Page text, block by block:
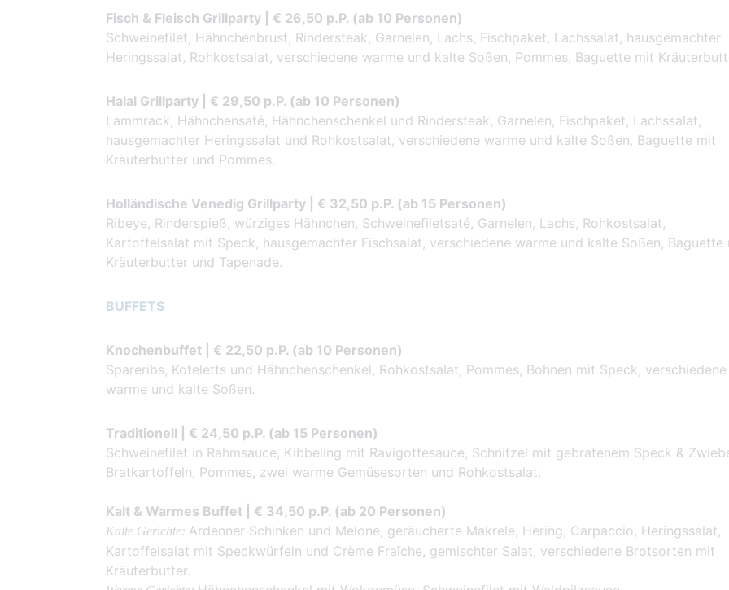
Fisch & Fleisch Grillparty | € 26,50 p.P. (ab 10 Personen)
Schweinefilet, Hähnchenbrust, Rindersteak, Garnelen, Lachs, Fischpaket, Lachssalat, hausgemachter
Heringssalat, Rohkostsalat, verschiedene warme und kalte Soßen, Pommes, Baguette mit
Halal Grillparty | € 29,50 p.P. (ab 10 Personen)
Lammrack, Hähnchensaté, Hähnchenschenkel und Rindersteak, Garnelen, Fischpaket, Lachssalat,
hausgemachter Heringssalat und Rohkostsalat, verschiedene warme und kalte Soßen, Baguette mit
Kräuterbutter und Pommes.
Holländische Venedig Grillparty | € 32,50 p.P. (ab 15 Personen)
Ribeye, Rinderspieß, würziges Hähnchen, Schweinefiletsaté, Garnelen, Lachs, Rohkostsalat,
Kartoffelsalat mit Speck, hausgemachter Fischsalat, verschiedene warme und kalte Soßen, Baguette
Kräuterbutter und Tapenade.
BUFFETS
Knochenbuffet | € 22,50 p.P. (ab 10 Personen)
Spareribs, Koteletts und Hähnchenschenkel, Rohkostsalat, Pommes, Bohnen mit Speck, verschiedene
warme und kalte Soßen.
Traditionell | € 24,50 p.P. (ab 15 Personen)
Schweinefilet in Rahmsauce, Kibbeling mit Ravigottesauce, Schnitzel mit gebratenem Speck &
Bratkartoffeln, Pommes, zwei warme Gemüsesorten und Rohkostsalat.
Kalt & Warmes Buffet | € 34,50 p.P. (ab 20 Personen)
Kalte Gerichte: Ardenner Schinken und Melone, geräucherte Makrele, Hering, Carpaccio, Heringssalat,
Kartoffelsalat mit Speckwürfeln und Crème Fraîche, gemischter Salat, verschiedene Brotsorten mit
Kräuterbutter.